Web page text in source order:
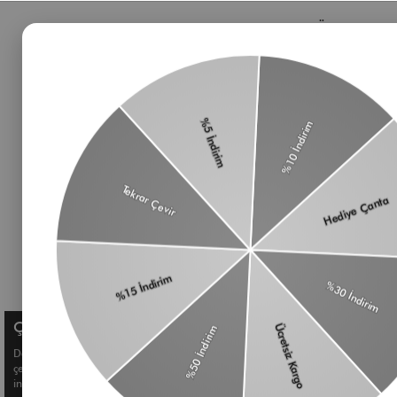
Bizden Haberler
Haberlerimiz, özel tekliflerimiz ve favori stillerimiz
hakkında ilk siz bilgi sahibi olun
Üyelik koşullarını
kişisel verilerimin
korunmasını kabul ediyorum.
Öne
Omuz Çantası
Süet Çanta
Baget Çanta
Çapraz Çanta
Kadın Cüzdan
Aksesuar
Kemer
© Shule. All right reserved.
Çerez Kullanımı
Deneyiminizi geliştirmek ve size kişiselleştirilmiş içerikler sunmak için
çerezler kullanıyoruz. Detaylı bilgi için
Çerez Politikamızı
inceleyebilirsiniz.